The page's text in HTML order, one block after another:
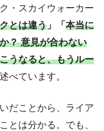
・スカイウォーカー
とは違う 」「 本当に
？ 意見が合わない
こうなると、もうルー
べています。
だことから、ライア
とは分かる。でも、